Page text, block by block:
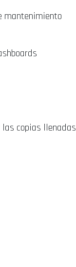
mantenimiento
copias llenadas